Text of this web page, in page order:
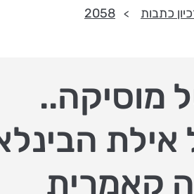
כתבות 2058
מוסיקה..
קאמרית